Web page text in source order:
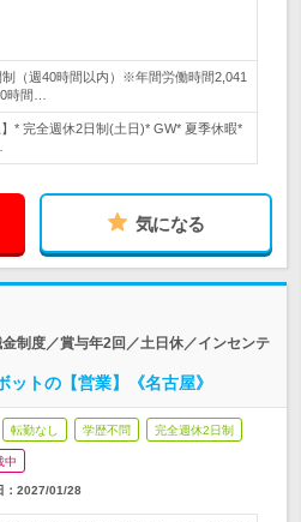
（週40時間以内）※年間労働時間2,041
時間…
* 完全週休2日制(土日)* GW* 夏季休暇*
気になる
制度／賞与年2回／土日休／インセンテ
トの【営業】《名古屋》
転勤なし 学歴不問 完全週休2日制
中
2027/01/28